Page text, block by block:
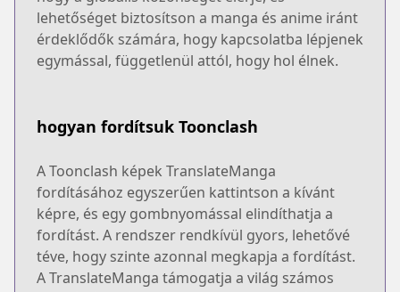
lehetőséget biztosítson a manga és anime iránt
érdeklődők számára, hogy kapcsolatba lépjenek
egymással, függetlenül attól, hogy hol élnek.
hogyan fordítsuk Toonclash
A Toonclash képek TranslateManga
fordításához egyszerűen kattintson a kívánt
képre, és egy gombnyomással elindíthatja a
fordítást. A rendszer rendkívül gyors, lehetővé
téve, hogy szinte azonnal megkapja a fordítást.
A TranslateManga támogatja a világ számos